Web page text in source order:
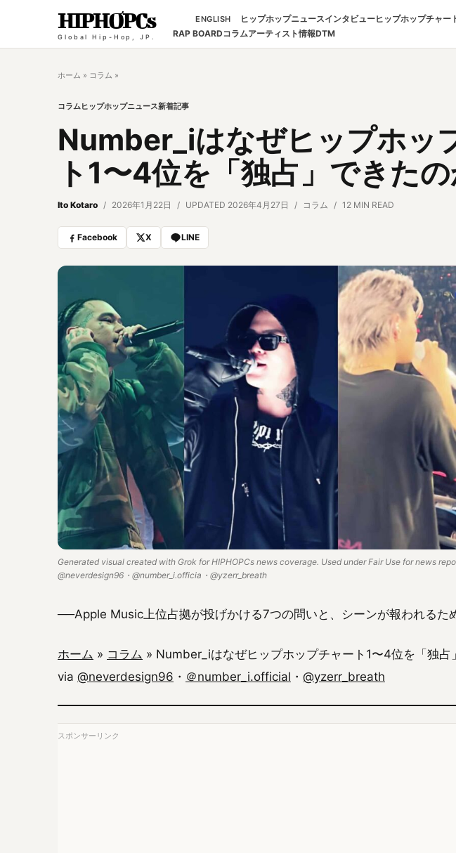
HIPHOPCs
Global Hip-Hop, JP.
ENGLISH ヒップホップニュースインタビューヒップホップチャー
RAP BOARDコラムアーティスト情報DTM
ホーム » コラム »
コラムヒップホップニュース新着記事
Number_iはなぜヒップホッ
ト1〜4位を「独占」できた
Ito Kotaro 2026年1月22日 UPDATED 2026年4月27日 コラム 12 MIN READ
Facebook X LINE
Generated visual created with Grok for HIPHOPCs news coverage. Used under Fair Use for news
@neverdesign96・@number_i.officia・@yzerr_breath
──Apple Music上位占拠が投げかける7つの問いと、シーンが報われるた
ホーム » コラム » Number_iはなぜヒップホップチャート1〜4位を「独占
via @neverdesign96 ・ ＠number_i.official ・ @yzerr_breath
スポンサーリンク